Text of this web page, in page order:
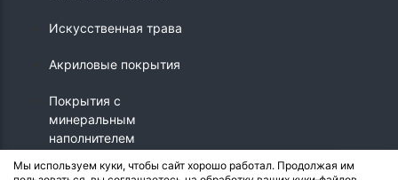
Искусственная трава
Акриловые покрытия
Покрытия с
минеральным
наполнителем
Мы используем куки, чтобы сайт хорошо работал. Продолжая им